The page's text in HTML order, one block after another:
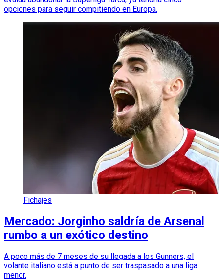
opciones para seguir compitiendo en Europa.
Fichajes
Mercado: Jorginho saldría de Arsenal
rumbo a un exótico destino
A poco más de 7 meses de su llegada a los Gunners, el
volante italiano está a punto de ser traspasado a una liga
menor.